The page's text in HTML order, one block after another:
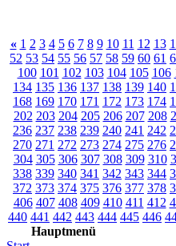
« 1 2 3 4 5 6 7 8 9 10 11 12 13
52 53 54 55 56 57 58 59 60 61
100 101 102 103 104 105 106
134 135 136 137 138 139 140
168 169 170 171 172 173 174
202 203 204 205 206 207 208
236 237 238 239 240 241 242
270 271 272 273 274 275 276
304 305 306 307 308 309 310
338 339 340 341 342 343 344
372 373 374 375 376 377 378
406 407 408 409 410 411 412
440 441 442 443 444 445 446
Hauptmenü